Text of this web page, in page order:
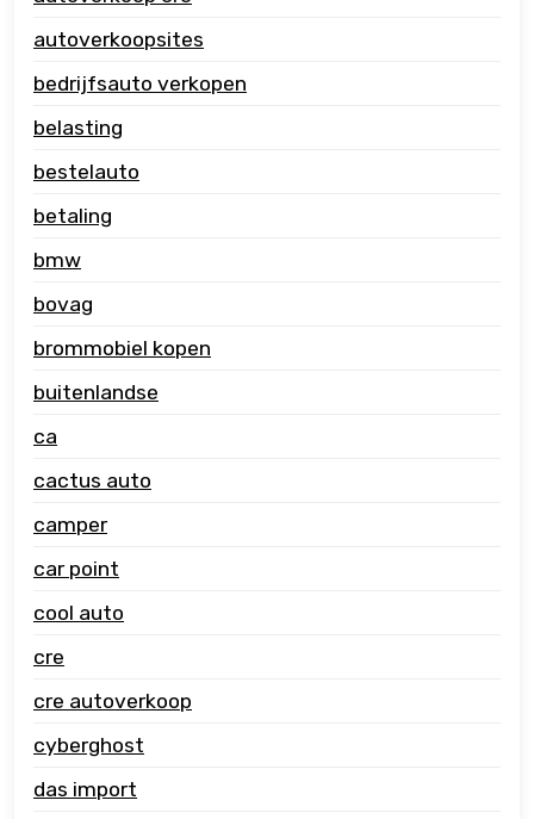
autoverkoopsites
bedrijfsauto verkopen
belasting
bestelauto
betaling
bmw
bovag
brommobiel kopen
buitenlandse
ca
cactus auto
camper
car point
cool auto
cre
cre autoverkoop
cyberghost
das import